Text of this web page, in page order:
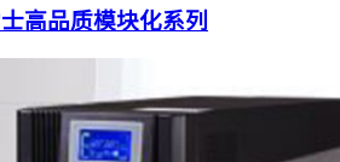
高品质模块化系列